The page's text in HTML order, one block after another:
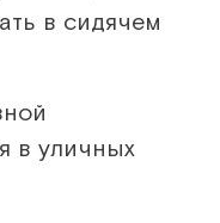
в сидячем
в уличных